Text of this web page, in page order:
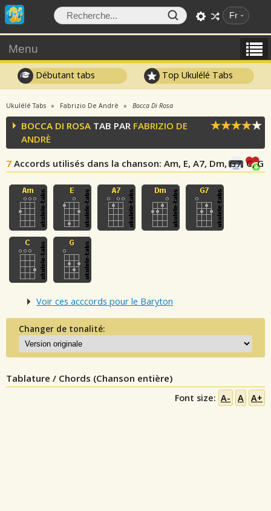
Fr
Menu
Débutant tabs Top Ukulélé Tabs
Ukulélé Tabs Fabrizio De Andrè Bocca Di Rosa
BOCCA DI ROSA TAB PAR FABRIZIO DE
ANDRÈ
7 Accords utilisés dans la chanson: Am, E, A7, Dm, G7, C, G
Voir ces acccords pour le Baryton
Changer de tonalité:
Tablature / Chords (Chanson entière)
Font size: A- A A+